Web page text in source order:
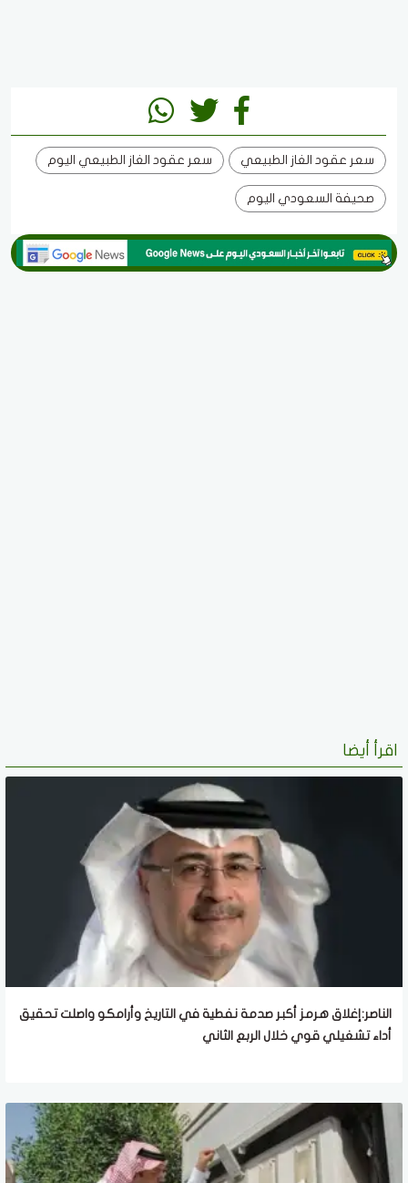
سعر عقود الغاز الطبيعي سعر عقود الغاز الطبيعي اليوم
صحيفة السعودي اليوم
اقرأ أيضا
الناصر:إغلاق هرمز أكبر صدمة نفطية في التاريخ وأرامكو واصلت تحقيق
أداء تشغيلي قوي خلال الربع الثاني